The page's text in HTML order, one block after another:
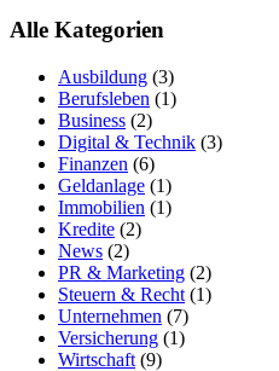
Alle Kategorien
Ausbildung (3)
Berufsleben (1)
Business (2)
Digital & Technik (3)
Finanzen (6)
Geldanlage (1)
Immobilien (1)
Kredite (2)
News (2)
PR & Marketing (2)
Steuern & Recht (1)
Unternehmen (7)
Versicherung (1)
Wirtschaft (9)